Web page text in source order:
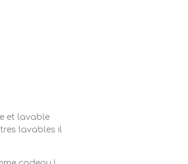
et lavable
lavables il